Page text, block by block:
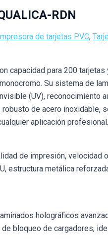
RDN
Impresora de tarjetas PVC,
capacidad para 200
Su sistema de
(UV), reconocimiento
de acero
aplicación profesional.
de impresión,
estructura metálica
holográficos
bloqueo de cargadores,